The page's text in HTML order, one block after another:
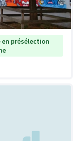
en présélection